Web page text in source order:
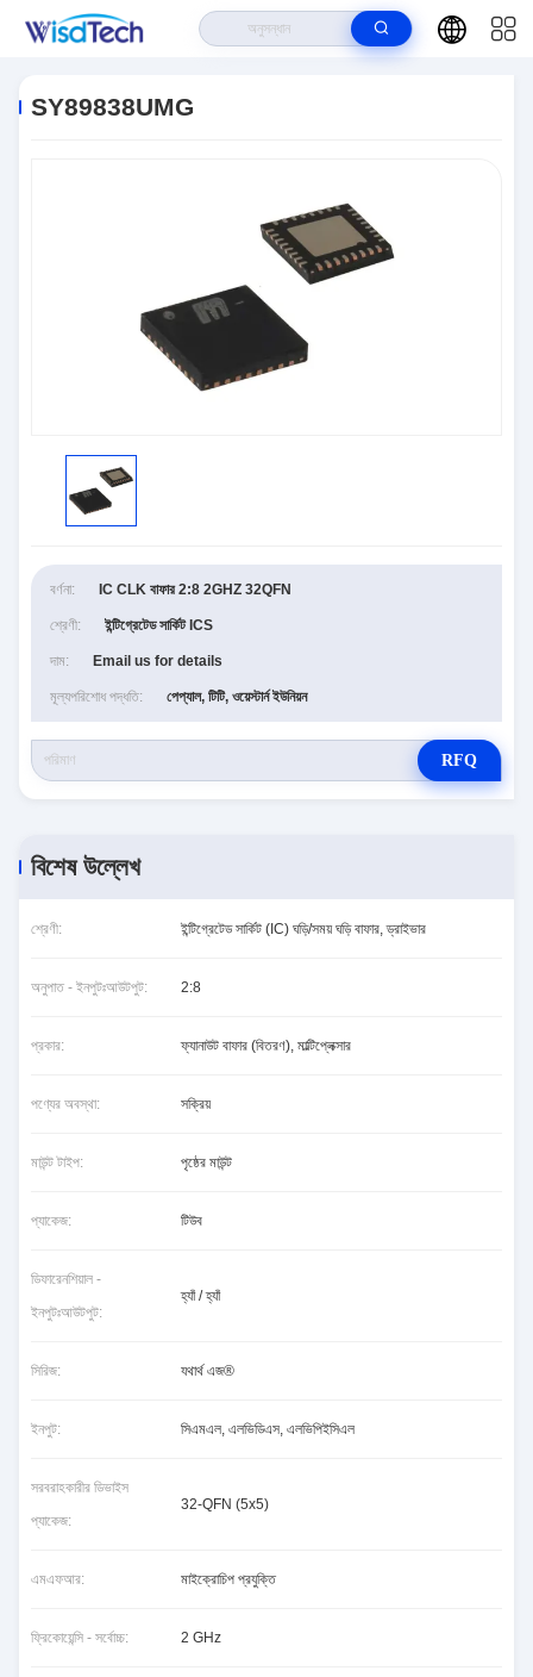
SY89838UMG
বর্ণনা: IC CLK বাফার 2:8 2GHZ 32QFN
শ্রেণী: ইন্টিগ্রেটেড সার্কিট ICS
দাম: Email us for details
মূল্যপরিশোধ পদ্ধতি: পেপ্যাল, টিটি, ওয়েস্টার্ন ইউনিয়ন
RFQ
বিশেষ উল্লেখ
শ্রেণী: ইন্টিগ্রেটেড সার্কিট (IC) ঘড়ি/সময় ঘড়ি বাফার, ড্রাইভার
অনুপাত - ইনপুটঃআউটপুট: 2:8
প্রকার: ফ্যানাউট বাফার (বিতরণ), মাল্টিপ্লেক্সার
পণ্যের অবস্থা: সক্রিয়
মাউন্ট টাইপ: পৃষ্ঠের মাউন্ট
প্যাকেজ: টিউব
ডিফারেনশিয়াল -
ইনপুটঃআউটপুট:
হ্যাঁ / হ্যাঁ
সিরিজ: যথার্থ এজ®
ইনপুট: সিএমএল, এলভিডিএস, এলভিপিইসিএল
সরবরাহকারীর ডিভাইস
প্যাকেজ:
32-QFN (5x5)
এমএফআর: মাইক্রোচিপ প্রযুক্তি
ফ্রিকোয়েন্সি - সর্বোচ্চ: 2 GHz